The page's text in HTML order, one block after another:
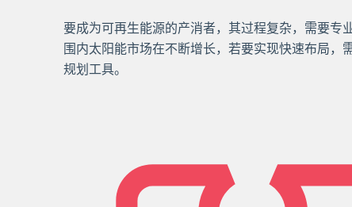
要成为可再生能源的产消者，其过程复杂，需要专
围内太阳能市场在不断增长，若要实现快速布局，
规划工具。